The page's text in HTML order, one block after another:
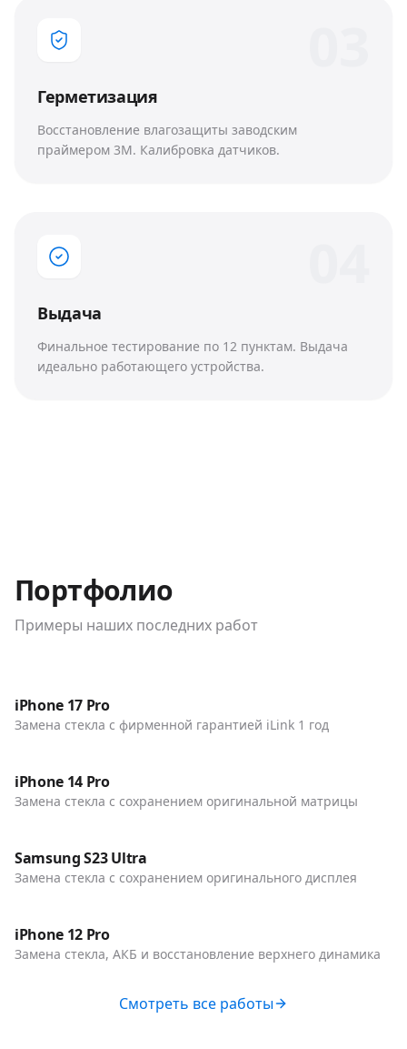
Герметизация
Восстановление влагозащиты заводским
праймером 3M. Калибровка датчиков.
Выдача
Финальное тестирование по 12 пунктам. Выдача
идеально работающего устройства.
Портфолио
Примеры наших последних работ
Телефоны
iPhone 17 Pro
Замена стекла с фирменной гарантией iLink 1 год
Телефоны
До / После
iPhone 14 Pro
Замена стекла с сохранением оригинальной матрицы
Телефоны
До / После
Samsung S23 Ultra
Замена стекла с сохранением оригинального дисплея
Телефоны
До / После
iPhone 12 Pro
Замена стекла, АКБ и восстановление верхнего динамика
Смотреть все работы